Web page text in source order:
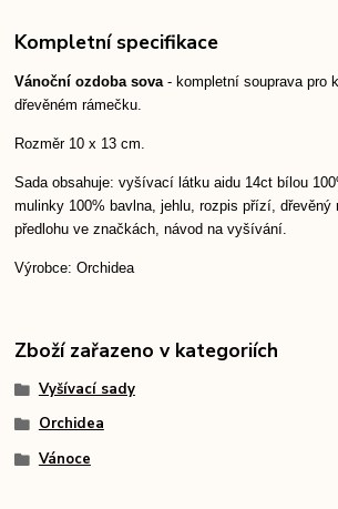
Kompletní specifikace
Vánoční ozdoba sova- kompletní souprava pro
dřevěném rámečku.
Rozměr 10 x 13 cm.
Sada obsahuje: vyšívací látku aidu 14ct bílou
mulinky 100% bavlna, jehlu, rozpis přízí, dřevěný
předlohu ve značkách, návod na vyšívání.
Výrobce: Orchidea
Zboží zařazeno v kategoriích
Vyšívací sady
Orchidea
Vánoce